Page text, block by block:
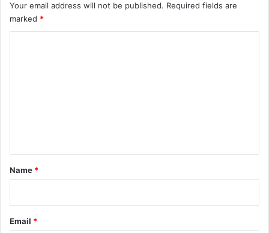
Your email address will not be published. Required fields are
marked *
*
Name *
Email *